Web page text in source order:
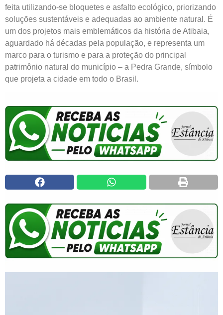
feita utilizando-se bloquetes e asfalto ecológico, priorizando
soluções sustentáveis e adequadas ao ambiente natural. É
um dos projetos mais emblemáticos da história de Atibaia,
aguardado há décadas pela população, e representa um
marco para o turismo e para a proteção do principal
patrimônio natural do município – a Pedra Grande, símbolo
que projeta a cidade em todo o Brasil.